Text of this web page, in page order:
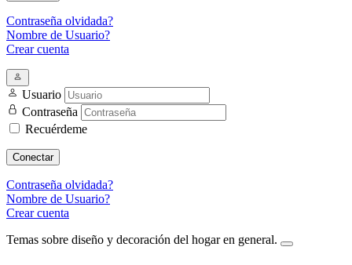
Contraseña olvidada?
Nombre de Usuario?
Crear cuenta
Usuario
Contraseña
Recuérdeme
Conectar
Contraseña olvidada?
Nombre de Usuario?
Crear cuenta
Temas sobre diseño y decoración del hogar en general.